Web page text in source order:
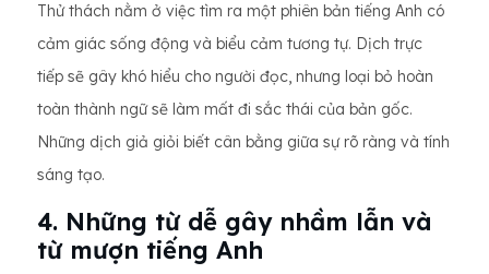
Thử thách nằm ở việc tìm ra một phiên bản tiếng Anh có
cảm giác sống động và biểu cảm tương tự. Dịch trực
tiếp sẽ gây khó hiểu cho người đọc, nhưng loại bỏ hoàn
toàn thành ngữ sẽ làm mất đi sắc thái của bản gốc.
Những dịch giả giỏi biết cân bằng giữa sự rõ ràng và tính
sáng tạo.
4. Những từ dễ gây nhầm lẫn và
từ mượn tiếng Anh